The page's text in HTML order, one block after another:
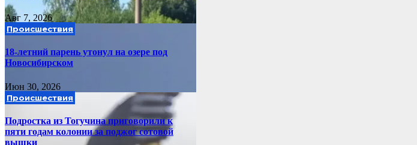
Авг 7, 2026
Происшествия
18-летний парень утонул на озере под
Новосибирском
Июн 30, 2026
Происшествия
Подростка из Тогучина приговорили к
пяти годам колонии за поджог сотовой
вышки